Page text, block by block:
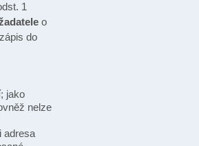
1
o
do
; jako
nelze
adresa